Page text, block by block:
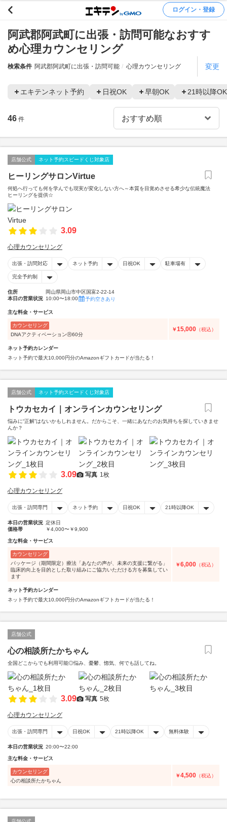
ログイン・登録
阿武郡阿武町に出張・訪問可能なおすす
め心理カウンセリング
検索条件 阿武郡阿武町に出張・訪問可能 心理カウンセリング 変更
エキテンネット予約 日祝OK 早朝OK 21時以降OK
46 件
店舗公式 ネット予約スピードくじ対象店
ヒーリングサロンVirtue
何処へ行っても何を学んでも現実が変化しない方へ～本質を目覚めさせる希少な伝統魔法
ヒーリングを提供☆
3.09
心理カウンセリング
出張・訪問対応 ネット予約 日祝OK 駐車場有
完全予約制
住所
岡山県岡山市中区国富2-22-14
本日の営業状況 10:00〜18:00 予約空きあり
主な料金・サービス
カウンセリング
DNAアクティベーションⓇ60分
￥15,000 （税込）
ネット予約カレンダー
ネット予約で最大10,000円分のAmazonギフトカードが当たる！
店舗公式 ネット予約スピードくじ対象店
トウカセカイ｜オンラインカウンセリング
悩みに“正解”はないかもしれません。だからこそ、一緒にあなたのお気持ちを探していきませ
んか？
3.09 写真 1枚
心理カウンセリング
出張・訪問専門 ネット予約 日祝OK 21時以降OK
本日の営業状況 定休日
価格帯
￥4,000〜￥9,900
主な料金・サービス
カウンセリング
パッケージ（期間限定）療法「あなたの声が、未来の支援に繋がる」
臨床的向上を目的とした取り組みにご協力いただける方を募集してい
ます
￥6,000 （税込）
ネット予約カレンダー
ネット予約で最大10,000円分のAmazonギフトカードが当たる！
店舗公式
心の相談所たかちゃん
全国どこからでも利用可能◎悩み、憂鬱、惚気、何でも話してね。
3.09 写真 5枚
心理カウンセリング
出張・訪問専門 日祝OK 21時以降OK 無料体験
本日の営業状況 20:00〜22:00
主な料金・サービス
カウンセリング
心の相談所たかちゃん
￥4,500 （税込）